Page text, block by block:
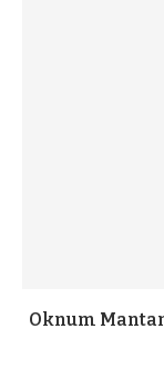
Oknum